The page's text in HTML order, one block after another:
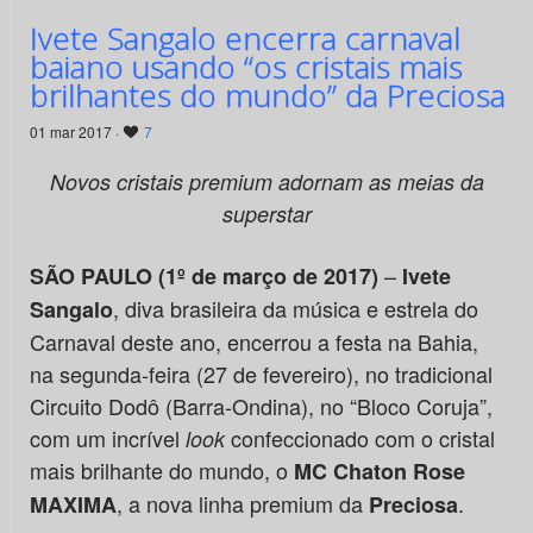
Ivete Sangalo encerra carnaval
baiano usando “os cristais mais
brilhantes do mundo” da Preciosa
01 mar 2017 · 7
Novos cristais premium adornam as meias da
superstar
SÃO PAULO (1º de março de 2017) – Ivete
Sangalo, diva brasileira da música e estrela do
Carnaval deste ano, encerrou a festa na Bahia,
na segunda-feira (27 de fevereiro), no tradicional
Circuito Dodô (Barra-Ondina), no “Bloco Coruja”,
com um incrível lookconfeccionado com o cristal
mais brilhante do mundo, o MC Chaton Rose
MAXIMA, a nova linha premium da Preciosa.